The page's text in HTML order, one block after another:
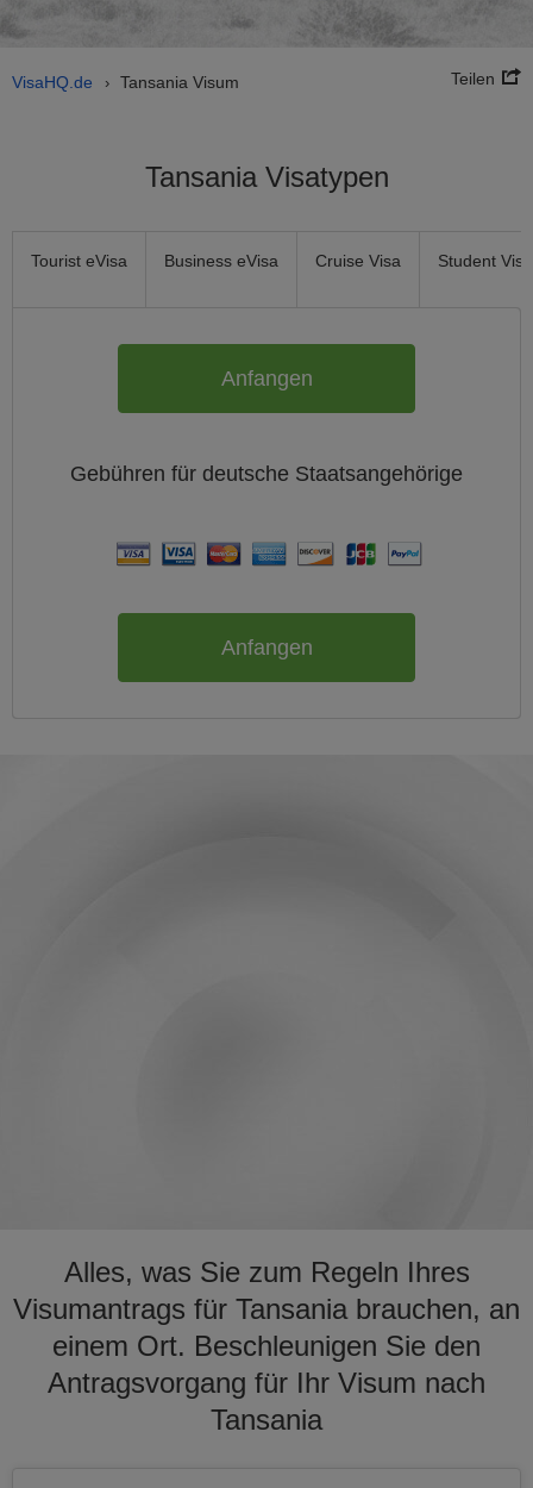
VisaHQ.de › Tansania Visum Teilen
Tansania Visatypen
Tourist eVisa Business eVisa Cruise Visa Student Visa
Anfangen
Gebühren für deutsche Staatsangehörige
Anfangen
Alles, was Sie zum Regeln Ihres
Visumantrags für Tansania brauchen, an
einem Ort. Beschleunigen Sie den
Antragsvorgang für Ihr Visum nach
Tansania